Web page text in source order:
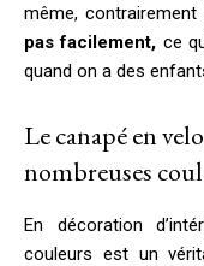
même, contrairement
pas facilement, ce
quand on a des
Le canapé en
nombreuses
En décoration
couleurs est un